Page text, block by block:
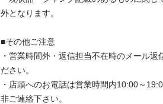
外となります。
■その他ご注意
・営業時間外・返信担当不在時のメール返
ださい。
・店頭へのお電話は営業時間内10:00～
非ご連絡下さい。